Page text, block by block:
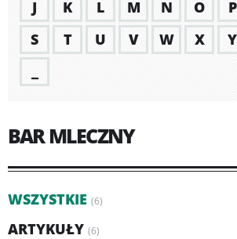
J
K L M N O P
S
T U V W X Y
BAR MLECZNY
WSZYSTKIE (6)
ARTYKUŁY (6)